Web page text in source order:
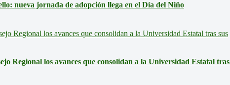
nueva jornada de adopción llega en el Día del Niño
Regional los avances que consolidan a la Universidad Estatal tras